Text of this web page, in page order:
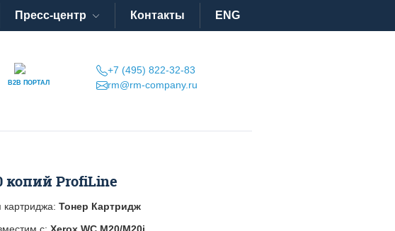
Пресс-центр Контакты ENG
B2B ПОРТАЛ
+7 (495) 822-32-83
rm@rm-company.ru
копий ProfiLine
картриджа: Тонер Картридж